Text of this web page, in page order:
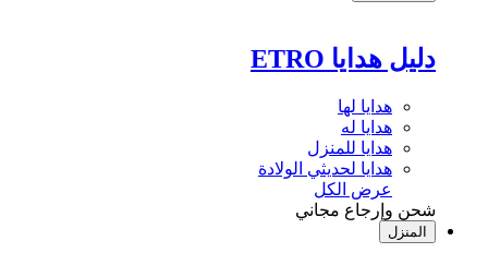
دليل هدايا ETRO
هدايا لها
هدايا له
هدايا للمنزل
هدايا لحديثي الولادة
عرض الكل
شحن وإرجاع مجاني
المنزل